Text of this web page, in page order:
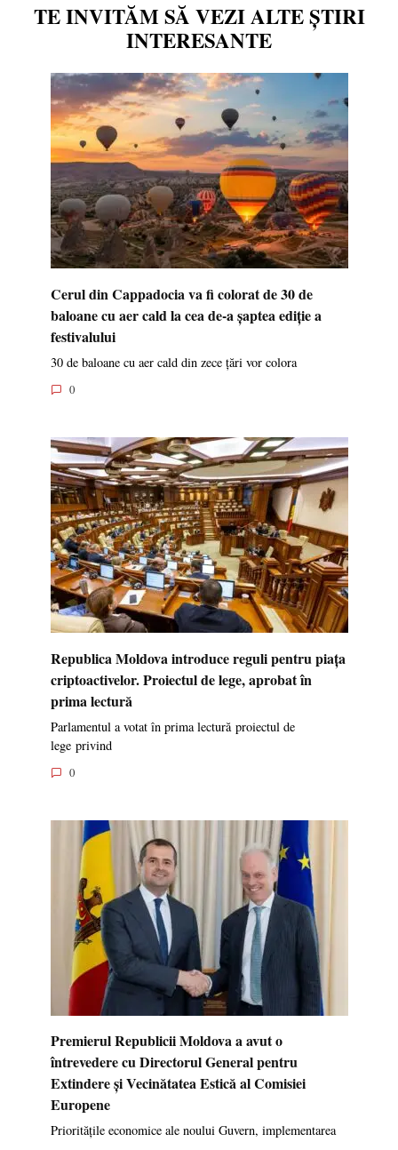
TE INVITĂM SĂ VEZI ALTE ȘTIRI
INTERESANTE
Cerul din Cappadocia va fi colorat de 30 de
baloane cu aer cald la cea de-a șaptea ediție a
festivalului
30 de baloane cu aer cald din zece țări vor colora
0
Republica Moldova introduce reguli pentru piața
criptoactivelor. Proiectul de lege, aprobat în
prima lectură
Parlamentul a votat în prima lectură proiectul de
lege privind
0
Premierul Republicii Moldova a avut o
întrevedere cu Directorul General pentru
Extindere și Vecinătatea Estică al Comisiei
Europene
Prioritățile economice ale noului Guvern, implementarea